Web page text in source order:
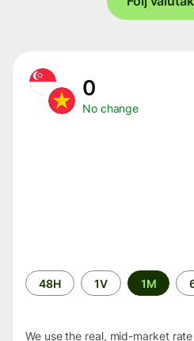
0
No change
Time
period
48H 1V 1M
We use the real, mid-market